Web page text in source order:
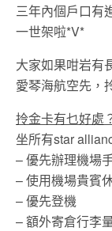
三年內個戶口有
一世架啦*V*
大家如果咁岩有
愛琴海航空先，
拎金卡有乜好處
坐所有star
– 優先辦理機場
– 使用機場貴賓
– 優先登機
– 額外寄倉行李